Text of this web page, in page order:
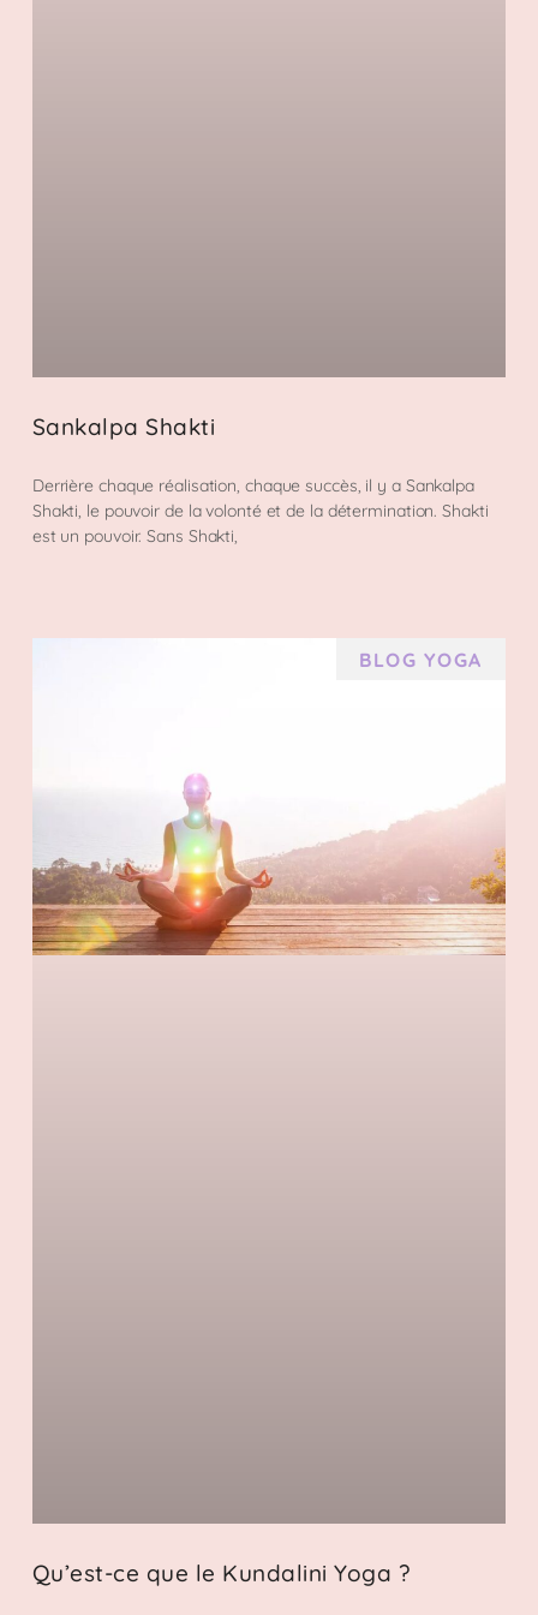
Sankalpa Shakti
Derrière chaque réalisation, chaque succès, il y a Sankalpa
Shakti, le pouvoir de la volonté et de la détermination. Shakti
est un pouvoir. Sans Shakti,
BLOG YOGA
Qu’est-ce que le Kundalini Yoga ?